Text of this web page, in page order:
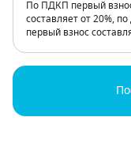
По ПДКП первый
составляет от 20%, по
первый взнос